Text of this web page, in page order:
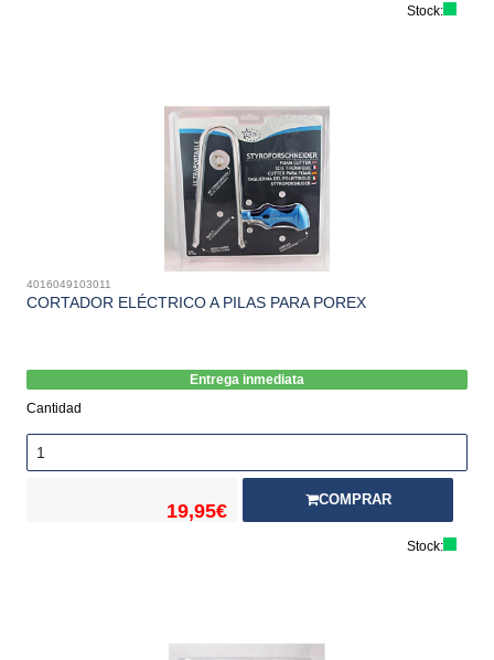
Stock:
4016049103011
CORTADOR ELÉCTRICO A PILAS PARA POREX
Entrega inmediata
Cantidad
19,95€
COMPRAR
Stock: